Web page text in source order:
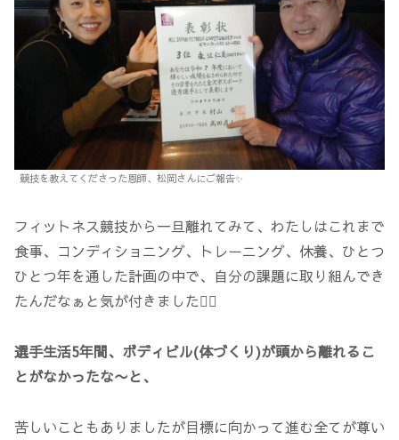
競技を教えてくださった恩師、松岡さんにご報告✨
フィットネス競技から一旦離れてみて、わたしはこれまで
食事、コンディショニング、トレーニング、休養、ひとつ
ひとつ年を通した計画の中で、自分の課題に取り組んでき
たんだなぁと気が付きました🙂‍↕️
選手生活5年間、ボディビル(体づくり)が頭から離れるこ
とがなかったな〜と、
苦しいこともありましたが目標に向かって進む全てが尊い